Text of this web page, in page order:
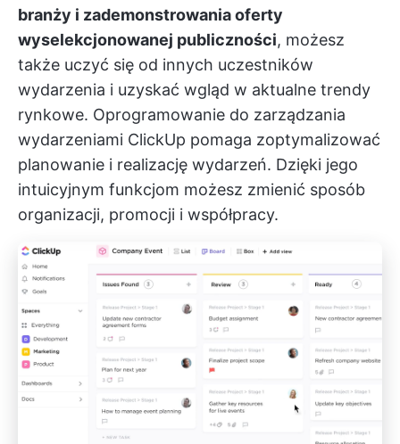
branży i zademonstrowania oferty
wyselekcjonowanej publiczności, możesz
także uczyć się od innych uczestników
wydarzenia i uzyskać wgląd w aktualne trendy
rynkowe. Oprogramowanie do zarządzania
wydarzeniami ClickUp pomaga zoptymalizować
planowanie i realizację wydarzeń. Dzięki jego
intuicyjnym funkcjom możesz zmienić sposób
organizacji, promocji i współpracy.